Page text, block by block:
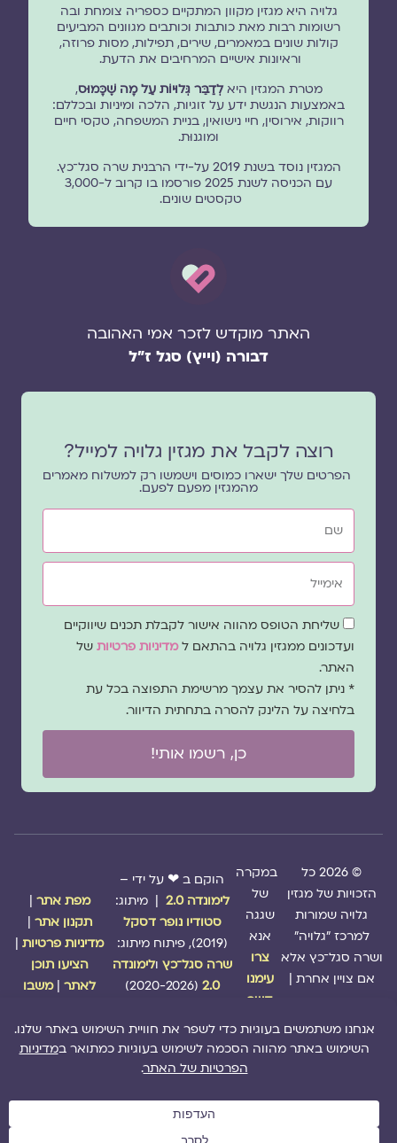
גלויה היא מגזין מקוון המתקיים כספריה צומחת ובה
רשומות רבות מאת כותבות וכותבים מגוונים המביעים
קולות שונים במאמרים, שירים, תפילות, מסות פרוזה,
וראיונות אישיים המרחיבים את הדעת.
מטרת המגזין היאלְדַבֵּר גְּלוּיוֹת עַל מָה שֶׁכָּמוּס,
באמצעות הנגשת ידע על זוגיות, הלכה ומיניות ובכללם:
רווקות, אירוסין, חיי נישואין, בניית המשפחה, טקסי חיים
ומוגנוּת.
המגזין נוסד בשנת 2019 על-ידי הרבנית שרה סגל־כץ.
עם הכניסה לשנת 2025 פורסמו בו קרוב ל-3,000
טקסטים שונים.
האתר מוקדש לזכר אמי האהובה
דבורה (וייץ) סגל ז"ל
רוצה לקבל את מגזין גלויה למייל?
הפרטים שלך ישארו כמוסים וישמשו רק למשלוח מאמרים
מהמגזין מפעם לפעם.
שם
אימייל
שדה
הסכמה
שליחת הטופס מהווה אישור לקבלת תכנים שיווקיים
ועדכונים ממגזין גלויה בהתאם ל מדיניות פרטיותשל
האתר.
* ניתן להסיר את עצמך מרשימת התפוצה בכל עת
בלחיצה על הלינק להסרה בתחתית הדיוור.
כן, רשמו אותי!
© 2026 כל
הזכויות של מגזין
גלויה שמורות
למרכז "גלויה"
ושרה סגל־כץ אלא
אם צויין אחרת |
במקרה
של
שגגה
אנא
צרו
עימנו
קשר
הוקם ב ❤ על ידי –
לימונדה 2.0
| מיתוג:
סטודיו נופר דסקל
שרה סגל־כץולימונדה
2.0
(2020-2026)
מפת אתר|
תקנון אתר|
מדיניות פרטיות|
הציעו תוכן
לאתר| משבו